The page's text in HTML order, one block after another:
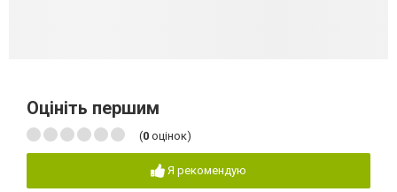
Оцініть першим
(0 оцінок)
Я рекомендую